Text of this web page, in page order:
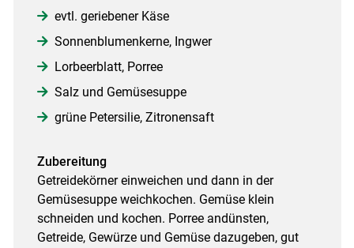
evtl. geriebener Käse
Sonnenblumenkerne, Ingwer
Lorbeerblatt, Porree
Salz und Gemüsesuppe
grüne Petersilie, Zitronensaft
Zubereitung
Getreidekörner einweichen und dann in der
Gemüsesuppe weichkochen. Gemüse klein
schneiden und kochen. Porree andünsten,
Getreide, Gewürze und Gemüse dazugeben, gut